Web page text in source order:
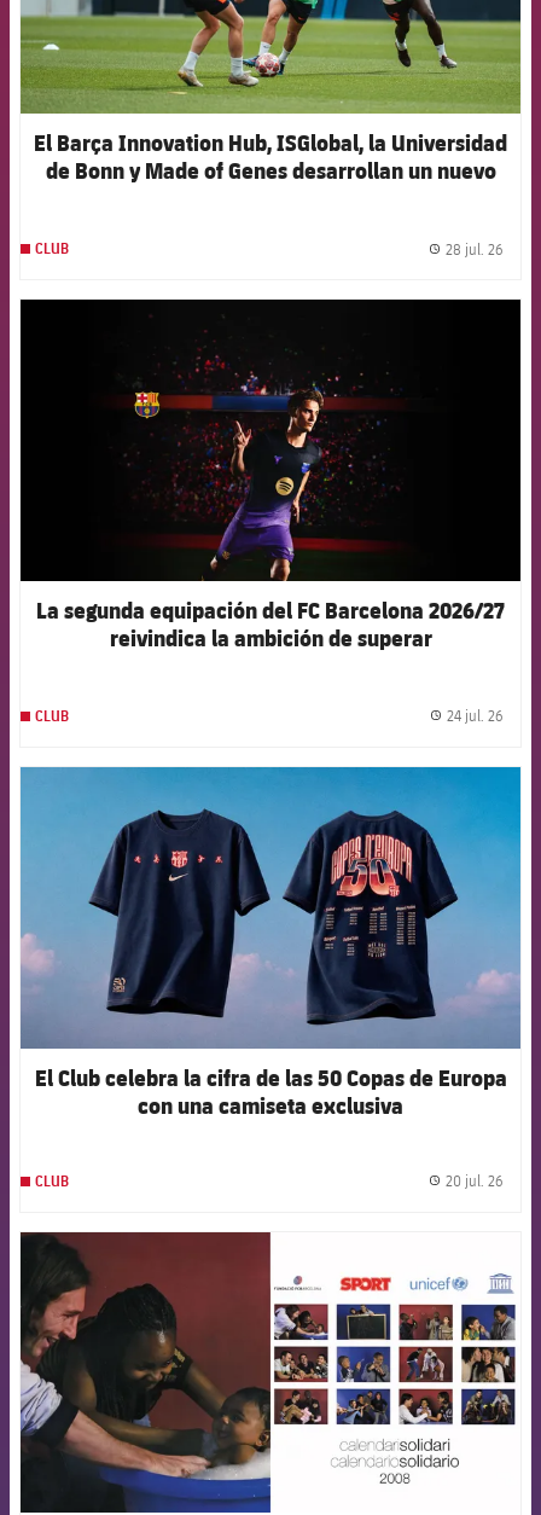
El Barça Innovation Hub, ISGlobal, la Universidad
de Bonn y Made of Genes desarrollan un nuevo
CLUB 28 jul. 26
La segunda equipación del FC Barcelona 2026/27
reivindica la ambición de superar
CLUB 24 jul. 26
El Club celebra la cifra de las 50 Copas de Europa
con una camiseta exclusiva
CLUB 20 jul. 26